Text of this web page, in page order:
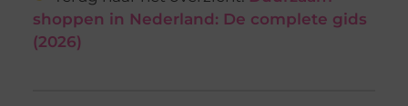
shoppen in Nederland: De complete gids
(2026)